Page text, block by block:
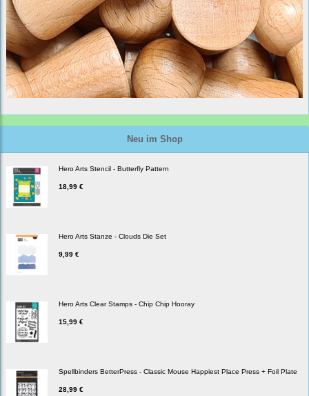
Neu im Shop
Hero Arts Stencil - Butterfly Pattern
18,99 €
Hero Arts Stanze - Clouds Die Set
9,99 €
Hero Arts Clear Stamps - Chip Chip Hooray
15,99 €
Spellbinders BetterPress - Classic Mouse Happiest Place Press + Foil Plate
28,99 €